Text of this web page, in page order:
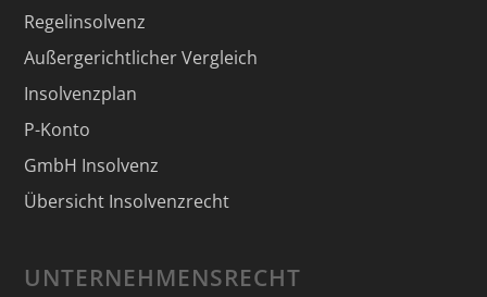
Regelinsolvenz
Außergerichtlicher Vergleich
Insolvenzplan
P-Konto
GmbH Insolvenz
Übersicht Insolvenzrecht
UNTERNEHMENSRECHT